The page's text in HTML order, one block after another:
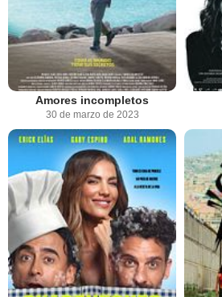
Amores incompletos
30 de marzo de 2023